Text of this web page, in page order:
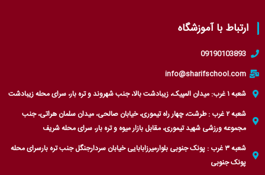
ارتباط با آموزشگاه
09190103893
info@sharifschool.com
شعبه ۱ غرب: میدان المپیک، زیبادشت بالا، جنب شهروند و تره بار، سرای محله زیبادشت
شعبه ۲ غرب : طرشت، چهار راه تیموری، خیابان صالحی، میدان سلمان هراتی، جنب
مجموعه ورزشی شهید تیموری، مقابل بازار میوه و تره بار، سرای محله شریف
شعبه ۳ غرب : پونک جنوبی بلوارمیرزابابایی خیابان سردارجنگل جنب تره بارسرای محله
پونک جنوبی